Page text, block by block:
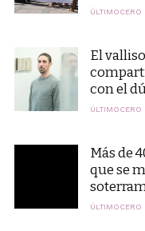
ÚLTIMOCERO
El
con el
ÚLTIMOCERO
Más de
que se
ÚLTIMOCERO